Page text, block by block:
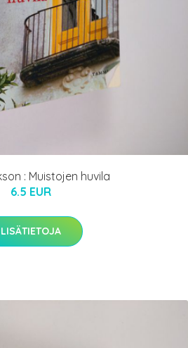
: Muistojen huvila
6.5 EUR
LISÄTIETOJA